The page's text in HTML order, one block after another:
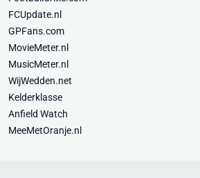
FCUpdate.nl
GPFans.com
MovieMeter.nl
MusicMeter.nl
WijWedden.net
Kelderklasse
Anfield Watch
MeeMetOranje.nl